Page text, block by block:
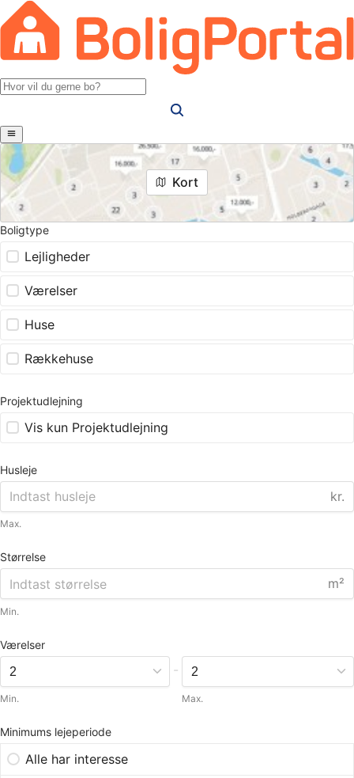
Kort
Boligtype
Lejligheder
Værelser
Huse
Rækkehuse
Projektudlejning
Vis kun Projektudlejning
Husleje
kr.
Max.
Størrelse
m²
Min.
Værelser
Min.
-
Max.
Minimums lejeperiode
Alle har interesse